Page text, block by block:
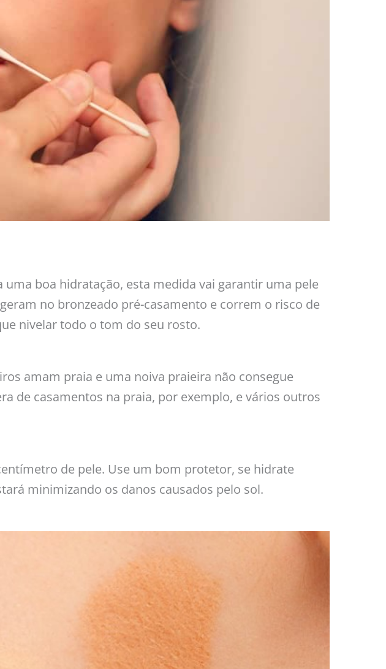
boa hidratação, esta medida vai garantir uma pele
no bronzeado pré-casamento e correm o risco de
nivelar todo o tom do seu rosto.
amam praia e uma noiva praieira não consegue
de casamentos na praia, por exemplo, e vários outros
de pele. Use um bom protetor, se hidrate
minimizando os danos causados pelo sol.